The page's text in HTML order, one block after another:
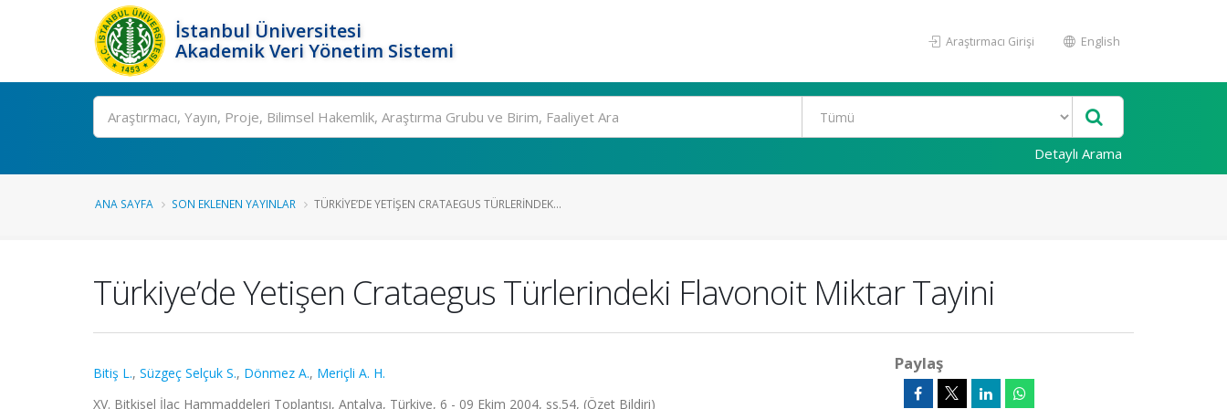
İstanbul Üniversitesi
Akademik Veri Yönetim Sistemi
Araştırmacı Girişi English
Ara
Detaylı Arama
ANA SAYFA SON EKLENEN YAYINLAR TÜRKIYE’DE YETIŞEN CRATAEGUS TÜRLERINDEK...
Türkiye’de Yetişen Crataegus Türlerindeki Flavonoit Miktar Tayini
Bitiş L., Süzgeç Selçuk S., Dönmez A., Meriçli A. H.
XV. Bitkisel İlaç Hammaddeleri Toplantısı, Antalya, Türkiye, 6 - 09 Ekim 2004, ss.54, (Özet Bildiri)
Paylaş